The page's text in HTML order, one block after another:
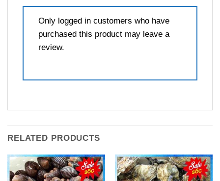
Only logged in customers who have
purchased this product may leave a
review.
RELATED PRODUCTS